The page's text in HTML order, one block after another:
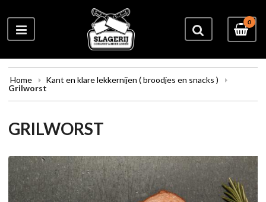
0
Home
Kant en klare lekkernijen ( broodjes en snacks )
Grilworst
GRILWORST